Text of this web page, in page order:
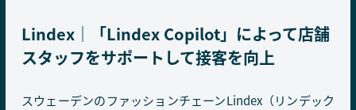
Lindex｜「Lindex Copilot」によって店舗
スタッフをサポートして接客を向上
スウェーデンのファッションチェーンLindex（リンデック